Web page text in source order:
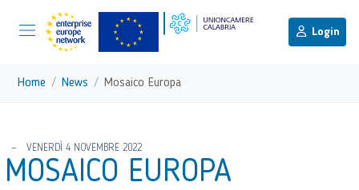
Vai ai contenuti
Login
torna al menu di scelta rapida
Menu di navigazione principale
Home News Mosaico Europa
VENERDÌ 4 NOVEMBRE 2022
MOSAICO EUROPA